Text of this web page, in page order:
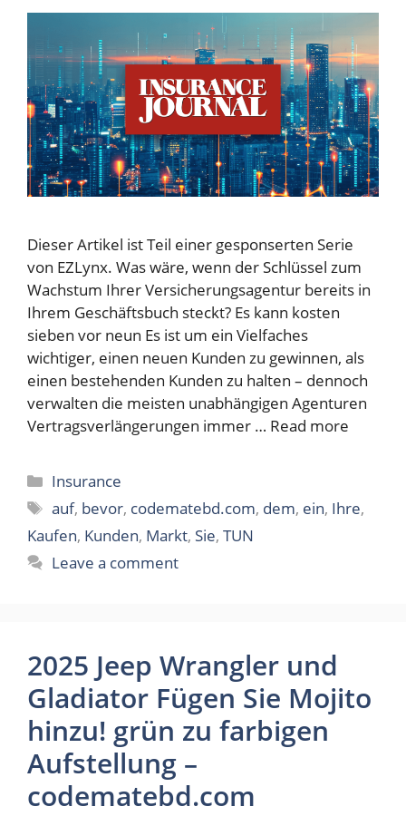
Dieser Artikel ist Teil einer gesponserten Serie
von EZLynx. Was wäre, wenn der Schlüssel zum
Wachstum Ihrer Versicherungsagentur bereits in
Ihrem Geschäftsbuch steckt? Es kann kosten
sieben vor neun Es ist um ein Vielfaches
wichtiger, einen neuen Kunden zu gewinnen, als
einen bestehenden Kunden zu halten – dennoch
verwalten die meisten unabhängigen Agenturen
Vertragsverlängerungen immer … Read more
Categories
Insurance
Tags
auf, bevor, codematebd.com, dem, ein, Ihre,
Kaufen, Kunden, Markt, Sie, TUN
Leave a comment
2025 Jeep Wrangler und
Gladiator Fügen Sie Mojito
hinzu! grün zu farbigen
Aufstellung –
codematebd.com